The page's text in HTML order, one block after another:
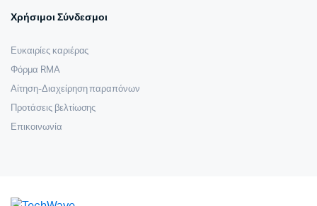
Χρήσιμοι Σύνδεσμοι
Ευκαιρίες καριέρας
Φόρμα RMA
Αίτηση-Διαχείρηση παραπόνων
Προτάσεις βελτίωσης
Επικοινωνία